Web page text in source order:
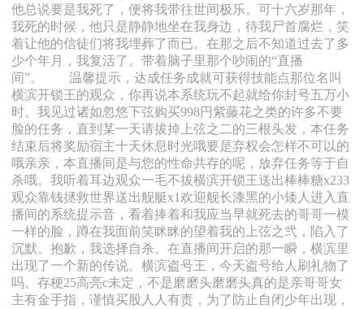
他总说要是我死了，便将我带往世间极乐。可十六岁那年，
我死的时候，他只是静静地坐在我身边，待我尸首腐烂，笑
着让他的信徒们将我埋葬了而已。在那之后不知道过去了多
少个年月，我复活了。带着脑子里那个吵闹的“直播
间”。 温馨提示，达成任务成就可获得技能点那位名叫
横滨开锁王的观众，你再说本系统玩不起就给你封号五万小
时。我见过诸如忽悠下弦购买998円紫藤花之类的许多不要
脸的任务，直到某一天请拔掉上弦之二的三根头发，本任务
结束后将奖励宿主十天休息时光哦要是弃权会怎样不可以的
哦亲亲，本直播间是与您的性命共存的呢，放弃任务等于自
杀哦。我听着耳边观众一毛不拔横滨开锁王送出棒棒糖x233
观众靠钱拯救世界送出舰艇x1欢迎舰长漆黑的小矮人进入直
播间的系统提示音，看着捧着和我应当早就死去的哥哥一模
一样的脸，蹲在我面前笑眯眯的望着我的上弦之弐，陷入了
沉默。抱歉，我选择自杀。在直播间开启的那一瞬，横滨里
出现了一个新的传说。横滨盗号王，今天盗号给人刷礼物了
吗。存梗25高亮c未定，不是磨磨头磨磨头真的是亲哥哥女
主有金手指，谨慎买股人人有责，为了防止自闭少年出现，